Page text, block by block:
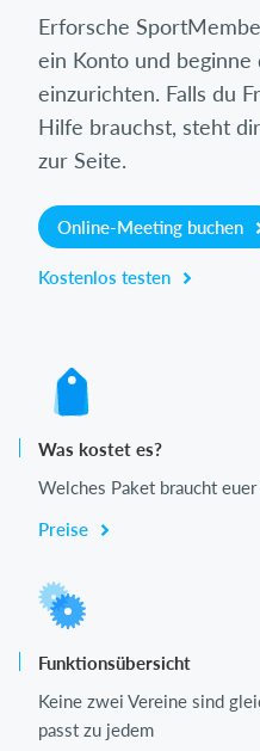
Erforsche
ein Konto und beginne
einzurichten. Falls du
Hilfe brauchst, steht
zur Seite.
Online-Meeting buchen
Kostenlos testen
Was kostet es?
Welches Paket braucht
Preise
Funktionsübersicht
Keine zwei Vereine sind
passt zu jedem